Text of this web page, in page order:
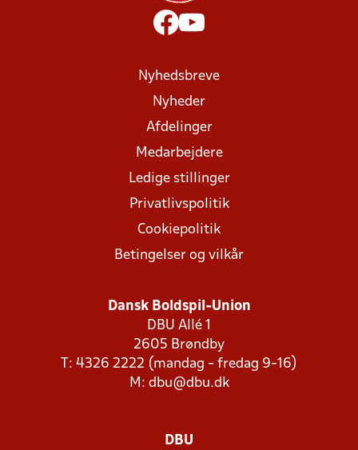
Nyhedsbreve
Nyheder
Afdelinger
Medarbejdere
Ledige stillinger
Privatlivspolitik
Cookiepolitik
Betingelser og vilkår
Dansk Boldspil-Union
DBU Allé 1
2605 Brøndby
T: 4326 2222 (mandag - fredag 9-16)
M: dbu@dbu.dk
DBU